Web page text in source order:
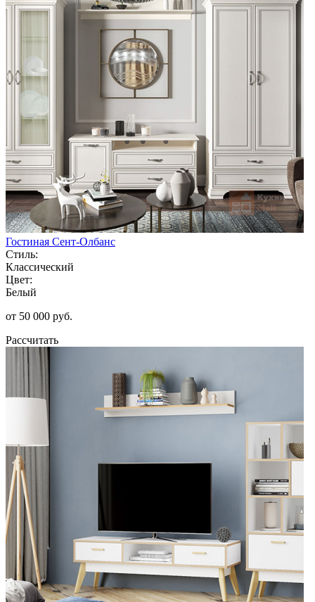
Гостиная Сент-Олбанс
Стиль:
Классический
Цвет:
Белый
от 50 000 руб.
Рассчитать